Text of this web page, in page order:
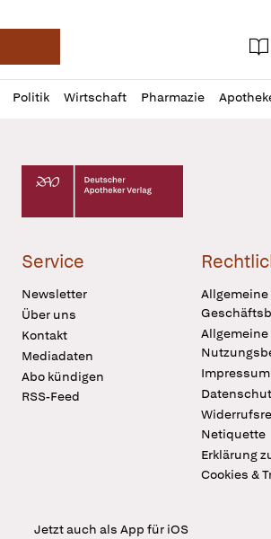
Deutsche Apotheker Zeitung
Aktuelle
login
Politik Wirtschaft Pharmazie
Profil
öffnen
Daz
Pur
Deutscher Apotheker Verlag Logo
Service
Newsletter
Über uns
Kontakt
Mediadaten
Abo kündigen
RSS-Feed
Allgemeine
Allgemeine
Impressum
Netiquette
Erklärung
Cookies &
Jetzt auch als App für iOS